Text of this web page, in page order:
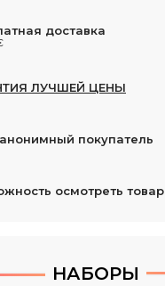
доставка
ЛУЧШЕЙ ЦЕНЫ
анонимный покупатель
осмотреть товар
НАБОРЫ